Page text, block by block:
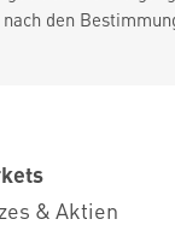
den
& Aktien